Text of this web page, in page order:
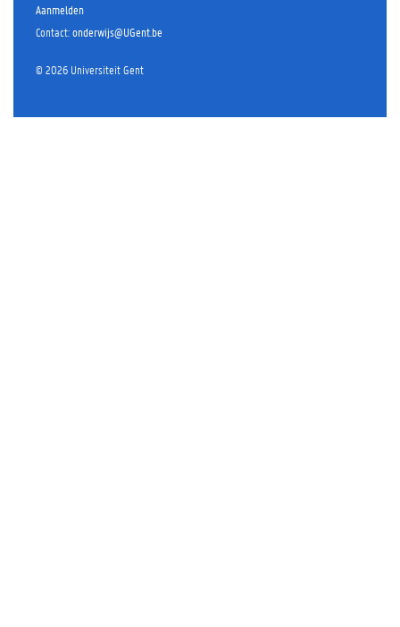
Aanmelden
Contact:onderwijs@UGent.be
© 2026 Universiteit Gent